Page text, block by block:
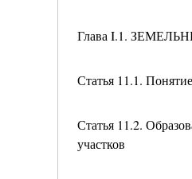
Глава I.1.
Статья 11.1.
Статья 11.2.
участков